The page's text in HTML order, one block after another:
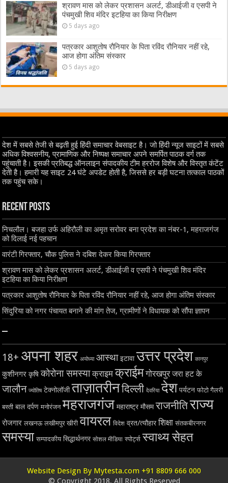
श्रावण मास को लेकर प्रशासन अलर्ट, डीआईजी व एसपी ने
पंचमुखी शिव मंदिर इटहिया का किया निरीक्षण
5 days ago
पत्रकार आशुतोष रौनियार के पिता रविंद रौनियार नहीं रहे,
आज होगा अंतिम संस्कार
5 days ago
देश में सबसे तेजी से बढ़ती हुई हिंदी समाचार वेबसाइट है। जो हिंदी न्यूज साइटों में सबसे
अधिक विश्वसनीय, प्रामाणिक और निष्पक्ष समाचार अपने समर्पित पाठक वर्ग तक
पहुंचाती है। इसकी प्रतिबद्ध ऑनलाइन संपादकीय टीम हररोज विशेष और विस्तृत कंटेंट
देती है। हमारी यह साइट 24 घंटे अपडेट होती है, जिससे हर बड़ी घटना तत्काल पाठकों
तक पहुंच सके।
Recent Posts
निचलौल। बजहा उर्फ अहिरौली का अमृत सरोवर बना प्रदेश का नंबर-1, महराजगंज
को दिलाई नई पहचान
वारंटी गिरफ्तार, चौक पुलिस ने दबिश देकर किया गिरफ्तार
श्रावण मास को लेकर प्रशासन अलर्ट, डीआईजी व एसपी ने पंचमुखी शिव मंदिर
इटहिया का किया निरीक्षण
पत्रकार आशुतोष रौनियार के पिता रविंद रौनियार नहीं रहे, आज होगा अंतिम संस्कार
सिंदुरिया को नगर पंचायत बनाने की मांग तेज, ग्रामीणों ने विधायक को सौंपा ज्ञापन
–
18+ अपना शहर अयोध्या आस्था इटावा उत्तर प्रदेश कानपुर
कुशीनगर कृषि कोरोना समस्या क्राइम क्राईम गोरखपुर जरा हट के
जालौन ज्योतिष टेक्नोलॉजी ताज़ातरीनदिल्ली देवरिया देश पर्यटन फोटो गैलरी
बस्ती बाल दर्पण मनोरंजन महराजगंज महाराष्ट्र मौसम राजनीतिराज्य
रोजगार लखनऊ लखीमपुर खीरी वायरल विदेश व्रत/त्यौहार शिक्षा संतकबीरनगर
समस्या सम्पादकीय सिद्धार्थनगर सोशल मीडिया स्पोर्ट्स स्वाथ्य सेहत
Website Design By Mytesta.com +91 8809 666 000
© Copyright 2018, All Rights Reserved